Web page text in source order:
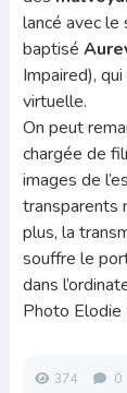
lancé avec le
baptisé
Impaired),
virtuelle.
On peut
chargée de
images de
transparents
plus, la
souffre le
dans
Photo
374 0